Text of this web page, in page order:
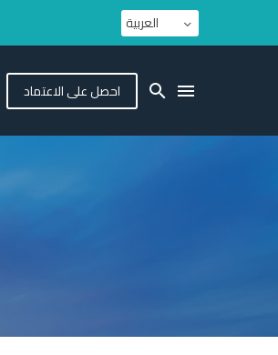
العربية
احصل على الاعتماد